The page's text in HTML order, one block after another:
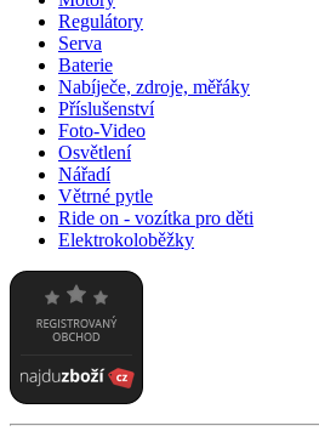
Regulátory
Serva
Baterie
Nabíječe, zdroje, měřáky
Příslušenství
Foto-Video
Osvětlení
Nářadí
Větrné pytle
Ride on - vozítka pro děti
Elektrokoloběžky